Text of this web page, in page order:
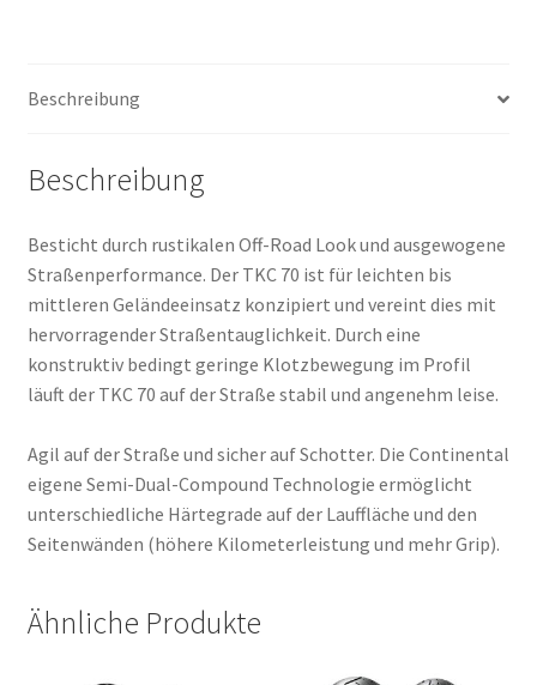
Menge
Beschreibung
Beschreibung
Besticht durch rustikalen Off-Road Look und ausgewogene
Straßenperformance. Der TKC 70 ist für leichten bis
mittleren Geländeeinsatz konzipiert und vereint dies mit
hervorragender Straßentauglichkeit. Durch eine
konstruktiv bedingt geringe Klotzbewegung im Profil
läuft der TKC 70 auf der Straße stabil und angenehm leise.
Agil auf der Straße und sicher auf Schotter. Die Continental
eigene Semi-Dual-Compound Technologie ermöglicht
unterschiedliche Härtegrade auf der Lauffläche und den
Seitenwänden (höhere Kilometerleistung und mehr Grip).
Ähnliche Produkte